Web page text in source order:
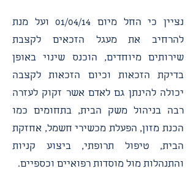
נציין כי החל מיום 01/04/14 ועל מנת
להרחיב את מעגל הזכאים לקצבת
שירותים מיוחדים, הוכנס שינוי באופן
בדיקת הזכאות וכיום הזכאות לקצבה
יכולה להינתן גם לאדם אשר זקוק לעזרה
רבה בניהול משק הבית, בתחומים כמו
הכנת מזון, הפעלת מכשירי חשמל, אחזקת
הבית, טיפול תרופתי, ביצוע קניות
והתנהלות מול מוסדות רפואיים וכספיים.